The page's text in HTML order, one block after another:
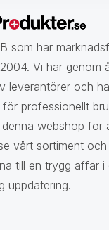
som har
Vi har genom
leverantörer och
professionellt
webshop för
vårt sortiment
till en trygg affär
uppdatering.